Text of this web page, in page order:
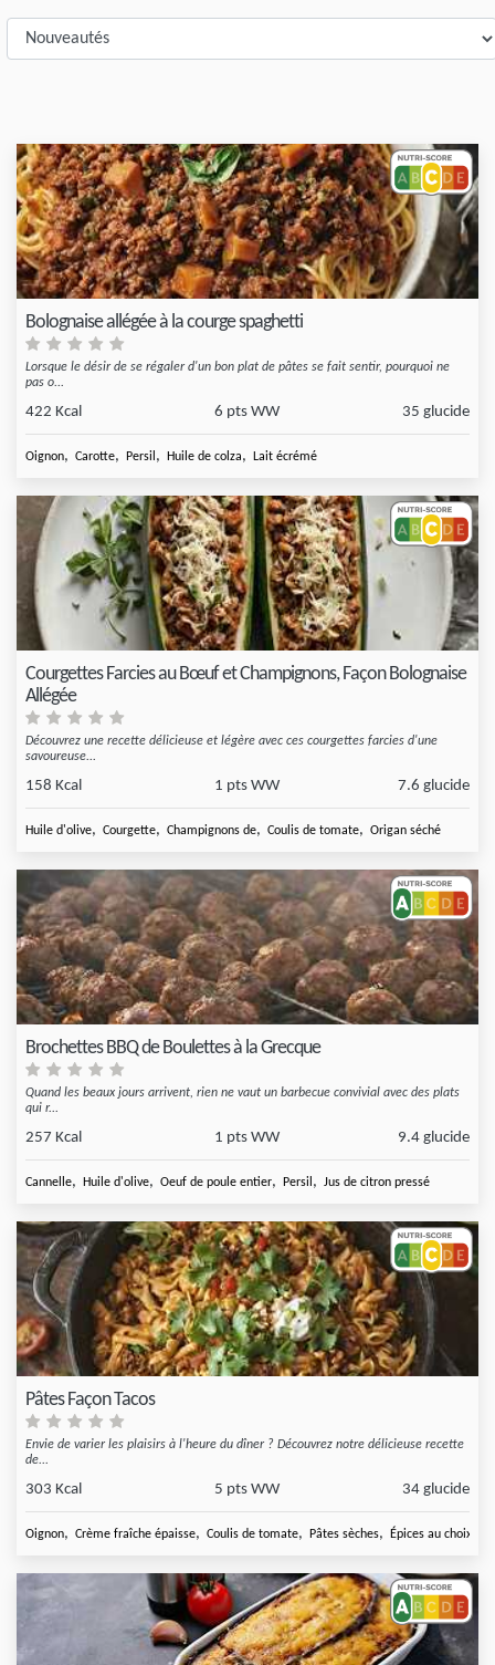
Bolognaise allégée à la courge spaghetti
Lorsque le désir de se régaler d'un bon plat de pâtes se fait sentir, pourquoi ne
pas o...
422 Kcal 6 pts WW 35 glucide
Oignon, Carotte, Persil , Huile de colza, Lait écrémé
Courgettes Farcies au Bœuf et Champignons, Façon Bolognaise
Allégée
Découvrez une recette délicieuse et légère avec ces courgettes farcies d'une
savoureuse...
158 Kcal 1 pts WW 7.6 glucide
Huile d'olive, Courgette, Champignons de, Coulis de tomate, Origan séché
Brochettes BBQ de Boulettes à la Grecque
Quand les beaux jours arrivent, rien ne vaut un barbecue convivial avec des plats
qui r...
257 Kcal 1 pts WW 9.4 glucide
Cannelle, Huile d'olive, Oeuf de poule entier, Persil , Jus de citron pressé
Pâtes Façon Tacos
Envie de varier les plaisirs à l'heure du dîner ? Découvrez notre délicieuse recette
de...
303 Kcal 5 pts WW 34 glucide
Oignon, Crème fraîche épaisse, Coulis de tomate, Pâtes sèches, Épices au choix